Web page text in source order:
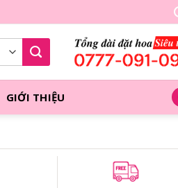
GIỚI THIỆU